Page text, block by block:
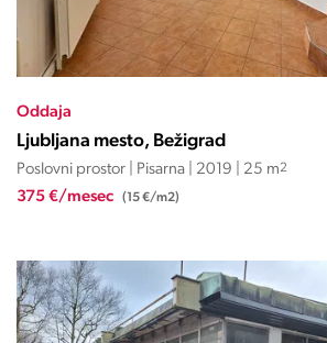
Oddaja
Ljubljana mesto, Bežigrad
Poslovni prostor | Pisarna | 2019 | 25 m2
375 €/mesec (15 €/m2)